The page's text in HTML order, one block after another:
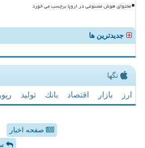
محتوای هوش مصنوعی در اروپا برچسب می خورد
جدیدترین ها
تگها
ارز بازار اقتصاد بانك تولید
صفحه اخبار